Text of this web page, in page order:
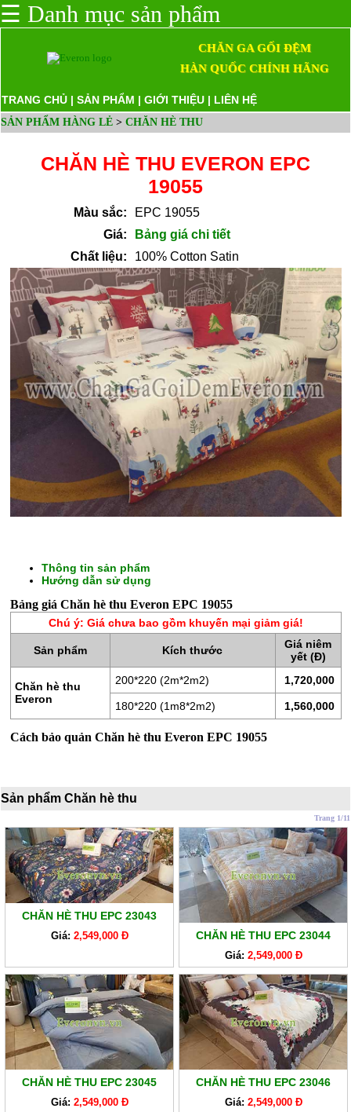
GỐI
ĐỆM
BÔNG
ĐỆM
LÒ
XO
RUỘT
BÔNG
BỘ
CAO
CẤP
ARTEMIS
PHẨM
GIẢM
GIÁ
CHĂN
GA
EVERONLITE
☰ Danh mục sản phẩm
CHĂN GA GỐI ĐỆM
HÀN QUỐC CHÍNH HÃNG
TRANG CHỦ | SẢN PHẨM | GIỚI THIỆU | LIÊN HỆ
SẢN PHẨM HÀNG LẺ > CHĂN HÈ THU
CHĂN HÈ THU EVERON EPC
19055
Màu sắc:
EPC 19055
Giá:
Bảng giá chi tiết
Chất liệu:
100% Cotton Satin
Thông tin sản phẩm
Hướng dẫn sử dụng
Bảng giá Chăn hè thu Everon EPC 19055
Chú ý: Giá chưa bao gồm khuyến mại giảm giá!
Sản phẩm Kích thước
Giá niêm
yết (Đ)
Chăn hè thu
Everon
200*220 (2m*2m2) 1,720,000
180*220 (1m8*2m2) 1,560,000
Cách bảo quản Chăn hè thu Everon EPC 19055
Sản phẩm Chăn hè thu
Trang 1/11
CHĂN HÈ THU EPC 23043
Giá: 2,549,000 Đ CHĂN HÈ THU EPC 23044
Giá: 2,549,000 Đ
CHĂN HÈ THU EPC 23045
Giá: 2,549,000 Đ
CHĂN HÈ THU EPC 23046
Giá: 2,549,000 Đ